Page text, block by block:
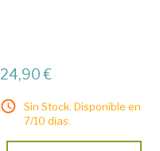
24,90 €
Sin Stock. Disponible en
7/10 días.